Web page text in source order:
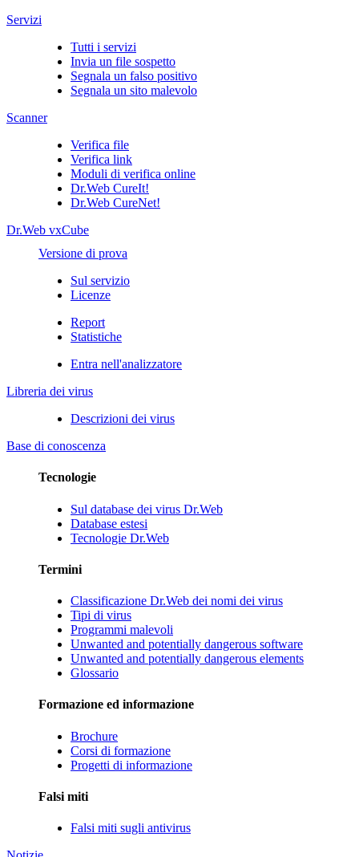
Servizi
Tutti i servizi
Invia un file sospetto
Segnala un falso positivo
Segnala un sito malevolo
Scanner
Verifica file
Verifica link
Moduli di verifica online
Dr.Web CureIt!
Dr.Web CureNet!
Dr.Web vxCube
Versione di prova
Sul servizio
Licenze
Report
Statistiche
Entra nell'analizzatore
Libreria dei virus
Descrizioni dei virus
Base di conoscenza
Tecnologie
Sul database dei virus Dr.Web
Database estesi
Tecnologie Dr.Web
Termini
Classificazione Dr.Web dei nomi dei virus
Tipi di virus
Programmi malevoli
Unwanted and potentially dangerous software
Unwanted and potentially dangerous elements
Glossario
Formazione ed informazione
Brochure
Corsi di formazione
Progetti di informazione
Falsi miti
Falsi miti sugli antivirus